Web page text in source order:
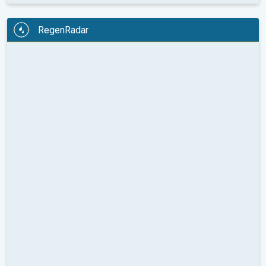
RegenRadar